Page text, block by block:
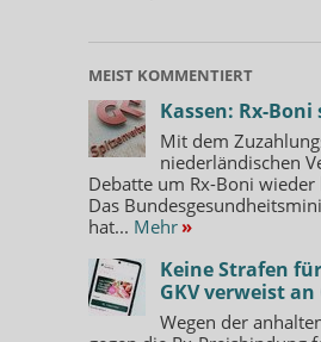
MEIST KOMMENTIERT
Kassen: Rx-
Mit dem
niederländischen
Debatte um Rx-Boni wieder
Das
hat... Mehr »
Keine Strafen
GKV verweist
Wegen der